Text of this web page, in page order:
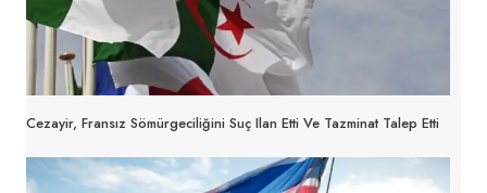
Cezayir, Fransız Sömürgeciliğini Suç Ilan Etti Ve Tazminat Talep Etti